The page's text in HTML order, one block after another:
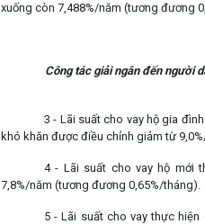
xuống còn 7,488%/năm (tương đương
Công tác giải ngân đến người
3 - Lãi suất cho vay hộ gia
khó khăn được điều chỉnh giảm từ
4 - Lãi suất cho vay hộ mới
7,8%/năm (tương đương 0,65%/tháng).
5 - Lãi suất cho vay thực